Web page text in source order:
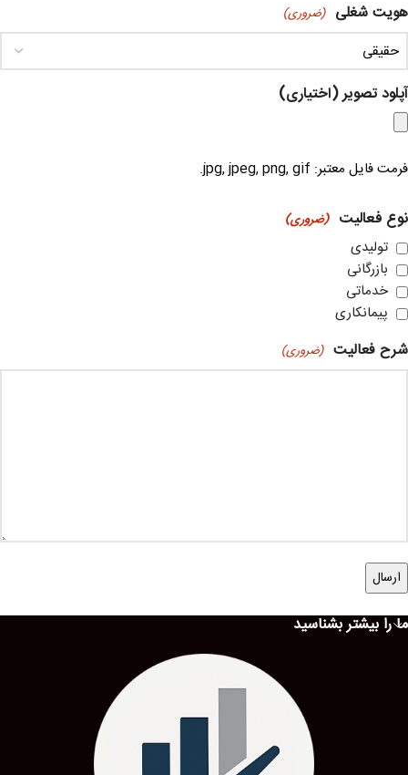
هویت شغلی (ضروری)
آپلود تصویر (اختیاری)
فرمت فایل معتبر: jpg, jpeg, png, gif.
نوع فعالیت (ضروری)
تولیدی
بازرگانی
خدماتی
پیمانکاری
شرح فعالیت (ضروری)
ما را بیشتر بشناسید